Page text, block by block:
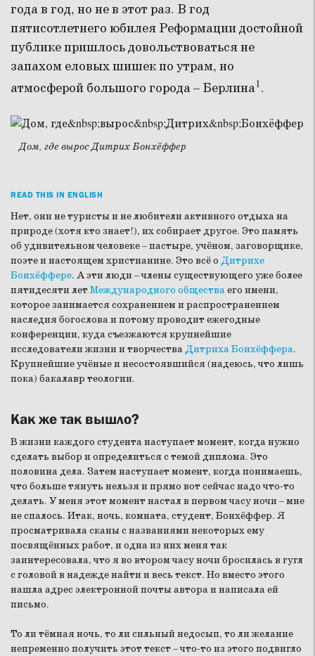
года в год, но не в этот раз. В год
пятисотлетнего юбилея Реформации достойной
публике пришлось довольствоваться не
запахом еловых шишек по утрам, но
атмосферой большого города – Берлина1.
Дом, где вырос Дитрих Бонхёффер
READ THIS IN ENGLISH
Нет, они не туристы и не любители активного отдыха на
природе (хотя кто знает!), их собирает другое. Это память
об удивительном человеке – пастыре, учёном, заговорщике,
поэте и настоящем христианине. Это всё о Дитрихе
Бонхёффере. А эти люди – члены существующего уже более
пятидесяти летМеждународного обществаего имени,
которое занимается сохранением и распространением
наследия богослова и потому проводит ежегодные
конференции, куда съезжаются крупнейшие
исследователи жизни и творчестваДитриха Бонхёффера.
Крупнейшие учёные и несостоявшийся (надеюсь, что лишь
пока) бакалавр теологии.
Как же так вышло?
В жизни каждого студента наступает момент, когда нужно
сделать выбор и определиться с темой диплома. Это
половина дела. Затем наступает момент, когда понимаешь,
что больше тянуть нельзя и прямо вот сейчас надо что-то
делать. У меня этот момент настал в первом часу ночи – мне
не спалось. Итак, ночь, комната, студент, Бонхёффер. Я
просматривала сканы с названиями некоторых ему
посвящённых работ, и одна из них меня так
заинтересовала, что я во втором часу ночи бросилась в гугл
с головой в надежде найти и весь текст. Но вместо этого
нашла адрес электронной почты автора и написала ей
письмо.
То ли тёмная ночь, то ли сильный недосып, то ли желание
непременно получить этот текст – что-то из этого подвигло